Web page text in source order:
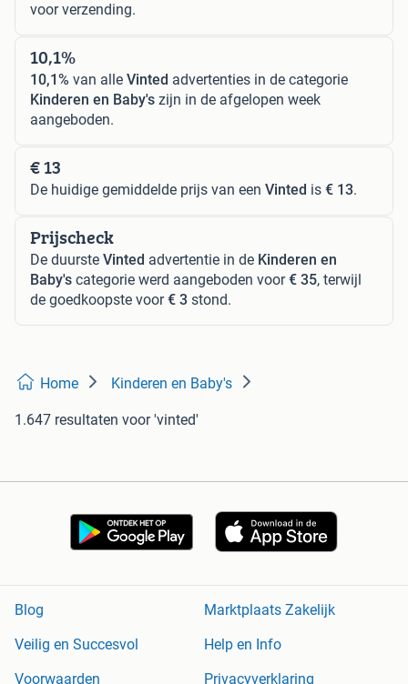
voor verzending.
10,1%
10,1% van alle Vinted advertenties in de categorie
Kinderen en Baby's zijn in de afgelopen week
aangeboden.
€ 13
De huidige gemiddelde prijs van een Vinted is € 13.
Prijscheck
De duurste Vinted advertentie in de Kinderen en
Baby's categorie werd aangeboden voor€ 35, terwijl
de goedkoopste voor€ 3 stond.
Home Kinderen en Baby's
1.647 resultaten voor 'vinted'
Blog
Marktplaats Zakelijk
Veilig en Succesvol
Help en Info
Voorwaarden
Privacyverklaring